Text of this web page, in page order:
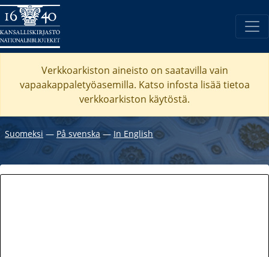
Verkkoarkiston aineisto on saatavilla vain
vapaakappaletyöasemilla. Katso infosta lisää tietoa
verkkoarkiston käytöstä.
Suomeksi ― På svenska― In English